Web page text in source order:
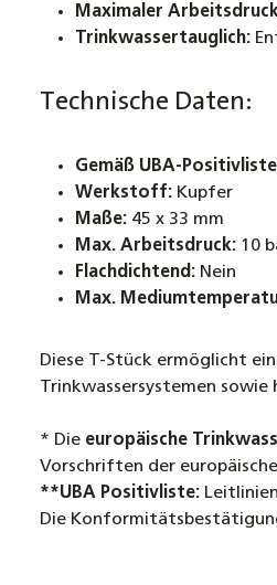
Maximaler
Trinkwassertauglich:
Technische Daten:
Gemäß UBA-
Werkstoff: Kupfer
Maße: 45 x 33 mm
Max. Arbeitsdruck: 10
Flachdichtend: Nein
Max.
Diese T-Stück ermöglicht
Trinkwassersystemen
* Die europäische
Vorschriften der
**UBA Positivliste:
Die